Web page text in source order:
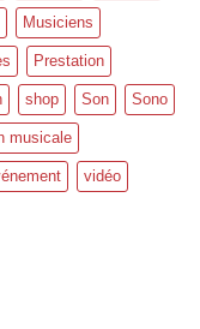
Musiciens
Prestation
shop Son Sono
musicale
vidéo